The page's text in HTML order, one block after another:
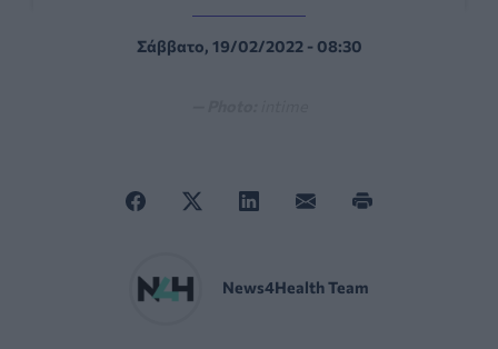
Σάββατο, 19/02/2022 - 08:30
News4Health Team